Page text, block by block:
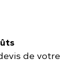
de votre